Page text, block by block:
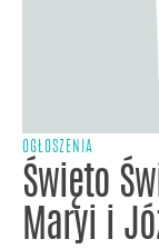
OGŁOSZENIA
Święto
Maryi i